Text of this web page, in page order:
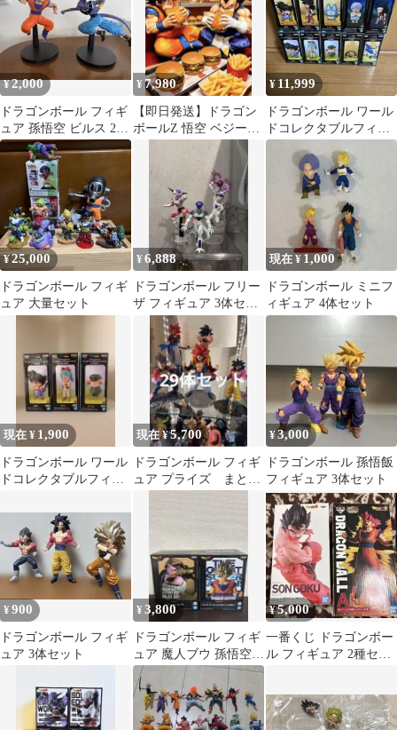
¥2,000
ドラゴンボール フィギ
ュア 孫悟空 ビルス 2体
セット
¥ 7,980
【即日発送】ドラゴン
ボールZ 悟空 ベジータ
ハンバーガー フィギュ
¥ 11,999
ドラゴンボール ワール
ドコレクタブルフィギ
ュア 少年期編 10個セッ
¥25,000
ドラゴンボール フィギ
ュア 大量セット
¥6,888
ドラゴンボール フリー
ザ フィギュア 3体セッ
現在 ¥ 1,000
ドラゴンボール ミニフ
ィギュア 4体セット
現在 ¥ 1,900
ドラゴンボール ワール
ドコレクタブルフィギ
現在 ¥5,700
ドラゴンボール フィギ
ュア プライズ まとめ
¥3,000
ドラゴンボール 孫悟飯
フィギュア 3体セット
¥900
ドラゴンボール フィギ
ュア 3体セット
¥3,800
ドラゴンボール フィギ
ュア 魔人ブウ 孫悟空 2
種セット
¥5,000
一番くじ ドラゴンボー
ル フィギュア 2種セッ